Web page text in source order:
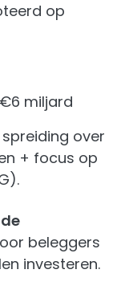
op
miljard
over
+ focus op
de
beleggers
investeren.